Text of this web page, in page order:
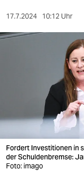
wahrheit
verlag
verlag
17.7.2024 10:12 Uhr
Fordert Investitionen in
der Schuldenbremse:
Foto: imago